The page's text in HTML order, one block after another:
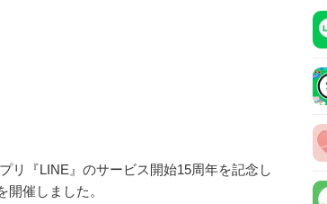
リ『LINE』のサービス開始15周年を記念し
催しました。